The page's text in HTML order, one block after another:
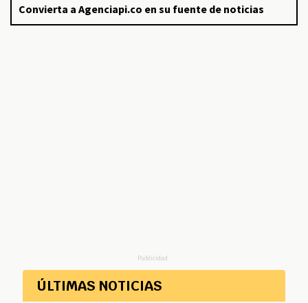
Convierta a Agenciapi.co en su fuente de noticias
Publicidad
ÚLTIMAS NOTICIAS